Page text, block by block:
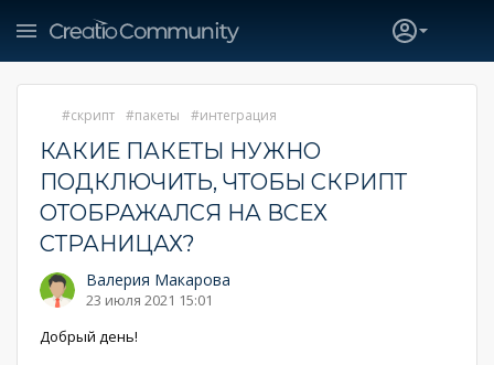
скрипт пакеты интеграция
КАКИЕ ПАКЕТЫ НУЖНО
ПОДКЛЮЧИТЬ, ЧТОБЫ СКРИПТ
ОТОБРАЖАЛСЯ НА ВСЕХ
СТРАНИЦАХ?
Валерия Макарова
23 июля 2021 15:01
Добрый день!